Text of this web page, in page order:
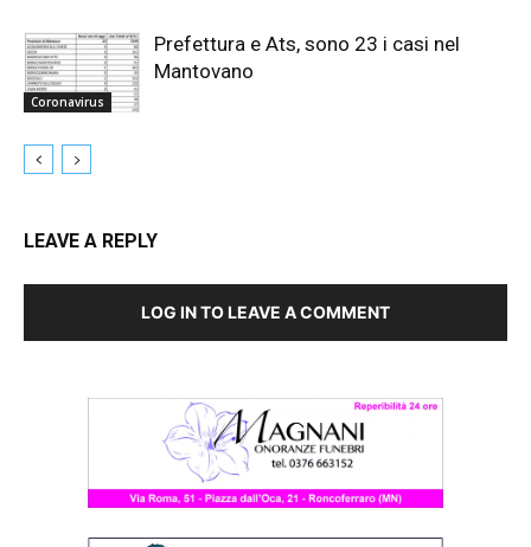
Coronavirus
Prefettura e Ats, sono 23 i casi nel
Mantovano
LEAVE A REPLY
LOG IN TO LEAVE A COMMENT